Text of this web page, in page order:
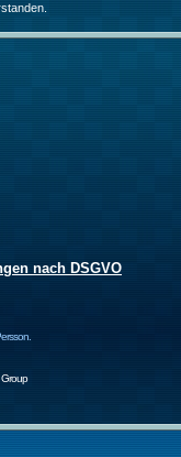
nach DSGVO